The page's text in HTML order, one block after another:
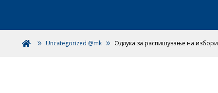
 Uncategorized @mk Одлука за распишување на избори